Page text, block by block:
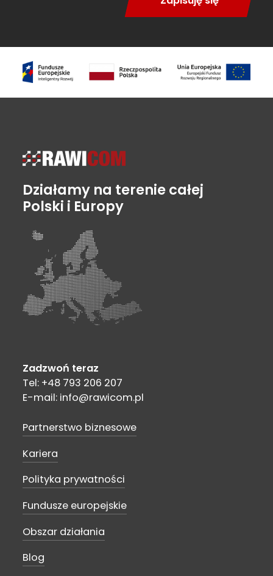
Działamy na terenie całej
Polski i Europy
Zadzwoń teraz
Tel: +48 793 206 207
E-mail: info@rawicom.pl
Partnerstwo biznesowe
Kariera
Polityka prywatności
Fundusze europejskie
Obszar działania
Blog